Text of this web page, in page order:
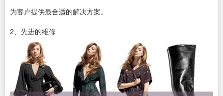
为客户提供最合适的解决方案。
2、先进的维修